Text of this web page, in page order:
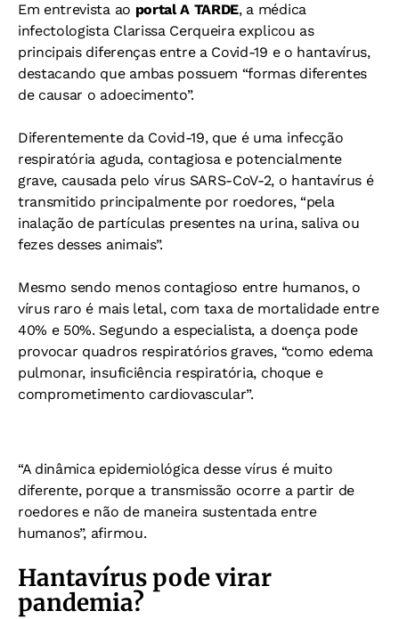
Em entrevista ao portal A TARDE, a médica
infectologista Clarissa Cerqueira explicou as
principais diferenças entre a Covid-19 e o hantavírus,
destacando que ambas possuem “formas diferentes
de causar o adoecimento”.
Diferentemente da Covid-19, que é uma infecção
respiratória aguda, contagiosa e potencialmente
grave, causada pelo vírus SARS-CoV-2, o hantavírus é
transmitido principalmente por roedores, “pela
inalação de partículas presentes na urina, saliva ou
fezes desses animais”.
Mesmo sendo menos contagioso entre humanos, o
vírus raro é mais letal, com taxa de mortalidade entre
40% e 50%. Segundo a especialista, a doença pode
provocar quadros respiratórios graves, “como edema
pulmonar, insuficiência respiratória, choque e
comprometimento cardiovascular”.
“A dinâmica epidemiológica desse vírus é muito
diferente, porque a transmissão ocorre a partir de
roedores e não de maneira sustentada entre
humanos”, afirmou.
Hantavírus pode virar
pandemia?